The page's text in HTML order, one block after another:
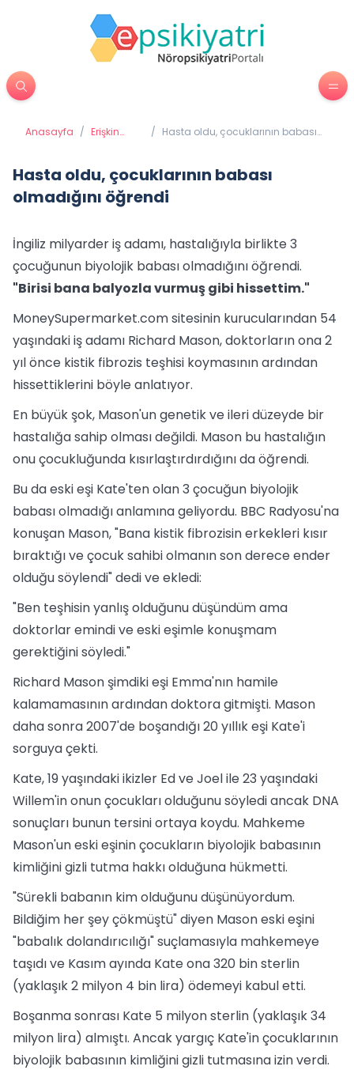
Anasayfa / Erişkin
/ Hasta oldu, çocuklarının babası
Hasta oldu, çocuklarının babası
olmadığını öğrendi
İngiliz milyarder iş adamı, hastalığıyla birlikte 3
çocuğunun biyolojik babası olmadığını öğrendi.
"Birisi bana balyozla vurmuş gibi hissettim."
MoneySupermarket.com sitesinin kurucularından 54
yaşındaki iş adamı Richard Mason, doktorların ona 2
yıl önce kistik fibrozis teşhisi koymasının ardından
hissettiklerini böyle anlatıyor.
En büyük şok, Mason'un genetik ve ileri düzeyde bir
hastalığa sahip olması değildi. Mason bu hastalığın
onu çocukluğunda kısırlaştırdırdığını da öğrendi.
Bu da eski eşi Kate'ten olan 3 çocuğun biyolojik
babası olmadığı anlamına geliyordu. BBC Radyosu'na
konuşan Mason, "Bana kistik fibrozisin erkekleri kısır
bıraktığı ve çocuk sahibi olmanın son derece ender
olduğu söylendi" dedi ve ekledi:
"Ben teşhisin yanlış olduğunu düşündüm ama
doktorlar emindi ve eski eşimle konuşmam
gerektiğini söyledi."
Richard Mason şimdiki eşi Emma'nın hamile
kalamamasının ardından doktora gitmişti. Mason
daha sonra 2007'de boşandığı 20 yıllık eşi Kate'i
sorguya çekti.
Kate, 19 yaşındaki ikizler Ed ve Joel ile 23 yaşındaki
Willem'in onun çocukları olduğunu söyledi ancak DNA
sonuçları bunun tersini ortaya koydu. Mahkeme
Mason'un eski eşinin çocukların biyolojik babasının
kimliğini gizli tutma hakkı olduğuna hükmetti.
"Sürekli babanın kim olduğunu düşünüyordum.
Bildiğim her şey çökmüştü" diyen Mason eski eşini
"babalık dolandırıcılığı" suçlamasıyla mahkemeye
taşıdı ve Kasım ayında Kate ona 320 bin sterlin
(yaklaşık 2 milyon 4 bin lira) ödemeyi kabul etti.
Boşanma sonrası Kate 5 milyon sterlin (yaklaşık 34
milyon lira) almıştı. Ancak yargıç Kate'in çocuklarının
biyolojik babasının kimliğini gizli tutmasına izin verdi.